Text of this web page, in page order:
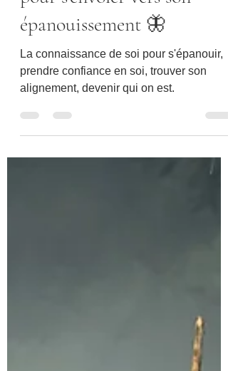
16 févr. 2023
1 min de lecture
La connaissance de soi …
pour s'envoler vers son
épanouissement 🦋
La connaissance de soi pour s'épanouir,
prendre confiance en soi, trouver son